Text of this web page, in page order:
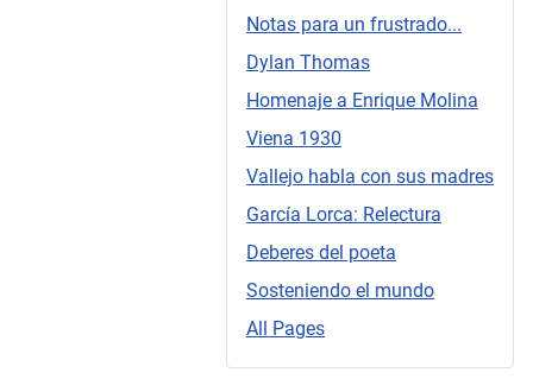
Notas para un frustrado...
Dylan Thomas
Homenaje a Enrique Molina
Viena 1930
Vallejo habla con sus madres
García Lorca: Relectura
Deberes del poeta
Sosteniendo el mundo
All Pages